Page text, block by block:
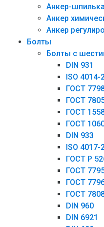
Анкер-шпилька
Анкер
Анкер
Болты
Болты с
DIN 931
ISO 4014-
ГОСТ
ГОСТ
ГОСТ
ГОСТ
DIN 933
ISO 4017-
ГОСТ Р
ГОСТ
ГОСТ
ГОСТ
DIN 960
DIN 6921